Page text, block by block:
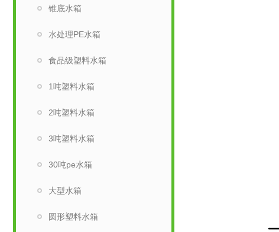
锥底水箱
水处理PE水箱
食品级塑料水箱
1吨塑料水箱
2吨塑料水箱
3吨塑料水箱
30吨pe水箱
大型水箱
圆形塑料水箱